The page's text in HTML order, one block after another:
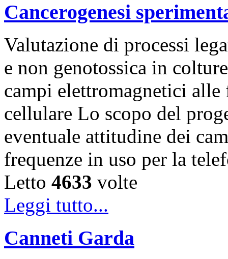
Cancerogenesi
Valutazione di processi
e non genotossica in
campi elettromagnetici
cellulare Lo scopo del
eventuale attitudine dei
frequenze in uso per la
Letto 4633 volte
Leggi tutto...
Canneti Garda